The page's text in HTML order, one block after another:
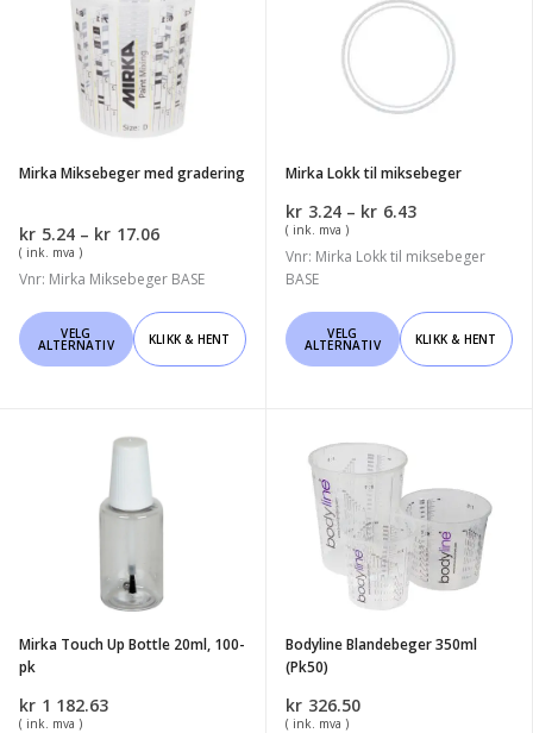
gradering
Mirka Miksebeger med gradering
kr 5.24 – kr 17.06Prisområde:
til
( ink. mva )
Vnr: Mirka Miksebeger BASE
VELG
ALTERNATIV
Dette
produktet
Alternativene
produktsiden
KLIKK & HENT
miksebeger
Mirka Lokk til miksebeger
kr 3.24 – kr 6.43Prisområde:
til
( ink. mva )
Vnr: Mirka Lokk til miksebeger
BASE
VELG
ALTERNATIV
Dette
produktet
varianter.
Alternativene
kan
velges
produktsiden
KLIKK & HENT
Mirka Touch Up Bottle 20ml, 100-
pk
kr 1 182.63
( ink. mva )
Bodyline
Blandebeger
350ml
(Pk50)
Bodyline Blandebeger 350ml
(Pk50)
kr 326.50
( ink. mva )